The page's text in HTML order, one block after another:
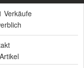
Verkäufe